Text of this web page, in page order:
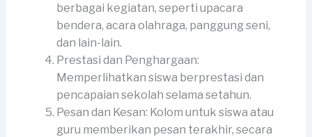
berbagai kegiatan, seperti upacara
bendera, acara olahraga, panggung seni,
dan lain-lain.
Prestasi dan Penghargaan:
Memperlihatkan siswa berprestasi dan
pencapaian sekolah selama setahun.
Pesan dan Kesan: Kolom untuk siswa atau
guru memberikan pesan terakhir, secara